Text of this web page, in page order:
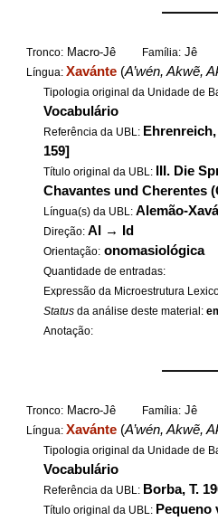
Tronco: Macro-Jê Família: Jê
Língua:Xavánte (A’wén, Akwẽ,
Tipologia original da Unidade de
Vocabulário
Referência da UBL:
159]
Título original da UBL:
III. Die
Chavantes und Cherentes
Língua(s) da UBL:Alemão-
Direção:Al → Id
Orientação: onomasiológica
Quantidade de entradas:
Expressão da Microestrutura
Status da análise deste material:
Anotação:
Tronco: Macro-Jê Família: Jê
Língua:Xavánte (A’wén, Akwẽ,
Tipologia original da Unidade de
Vocabulário
Referência da UBL: Borba, T.
Título original da UBL: Pequeno